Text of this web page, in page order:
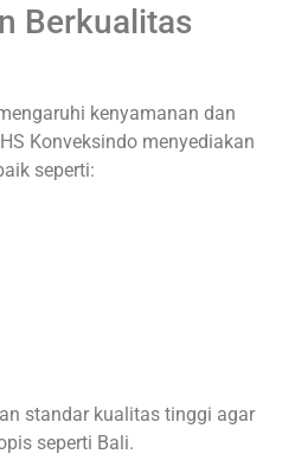
Berkualitas
kenyamanan dan
Konveksindo menyediakan
seperti:
standar kualitas tinggi agar
seperti Bali.